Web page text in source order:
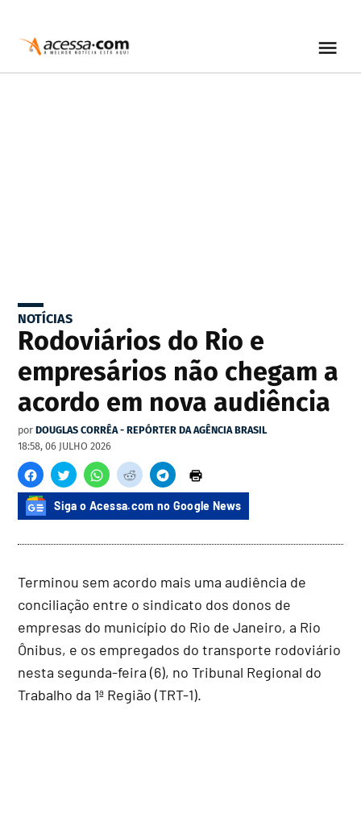
NOTÍCIAS
Rodoviários do Rio e
empresários não chegam a
acordo em nova audiência
por DOUGLAS CORRÊA - REPÓRTER DA AGÊNCIA BRASIL
18:58, 06 JULHO 2026
Siga o Acessa.com no Google News
Terminou sem acordo mais uma audiência de
conciliação entre o sindicato dos donos de
empresas do município do Rio de Janeiro, a Rio
Ônibus, e os empregados do transporte rodoviário
nesta segunda-feira (6), no Tribunal Regional do
Trabalho da 1ª Região (TRT-1).